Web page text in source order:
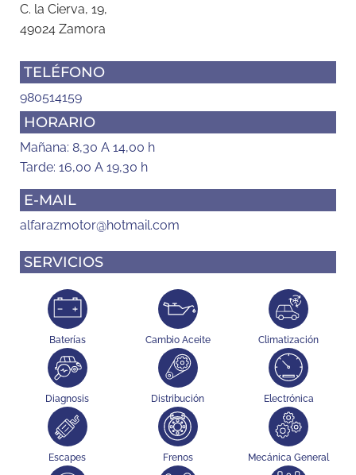
C. la Cierva, 19,
49024 Zamora
TELÉFONO
980514159
HORARIO
Mañana: 8,30 A 14,00 h
Tarde: 16,00 A 19,30 h
E-MAIL
alfarazmotor@hotmail.com
SERVICIOS
Baterías Cambio Aceite Climatización
Diagnosis Distribución Electrónica
Escapes Frenos Mecánica General